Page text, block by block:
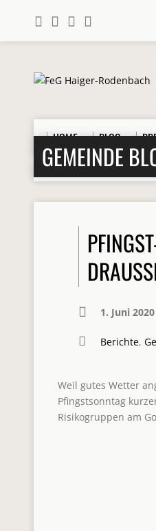
HOME BLOG
GEMEINDE
Home> Beiträge >
1. Juni 2020
Berichte,
Weil gutes Wetter
Pfingstsonntag
Risikogruppen am